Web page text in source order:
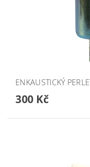
ENKAUSTICKÝ
300 Kč